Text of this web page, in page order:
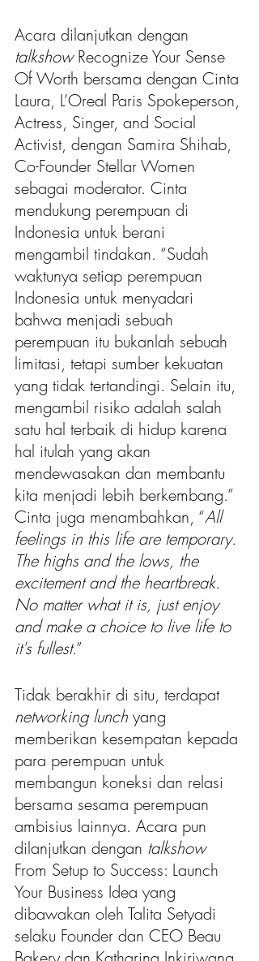
Acara dilanjutkan dengan
talkshow Recognize Your Sense
Of Worth bersama dengan Cinta
Laura, L’Oreal Paris Spokeperson,
Actress, Singer, and Social
Activist, dengan Samira Shihab,
Co-Founder Stellar Women
sebagai moderator. Cinta
mendukung perempuan di
Indonesia untuk berani
mengambil tindakan. “Sudah
waktunya setiap perempuan
Indonesia untuk menyadari
bahwa menjadi sebuah
perempuan itu bukanlah sebuah
limitasi, tetapi sumber kekuatan
yang tidak tertandingi. Selain itu,
mengambil risiko adalah salah
satu hal terbaik di hidup karena
hal itulah yang akan
mendewasakan dan membantu
kita menjadi lebih berkembang.”
Cinta juga menambahkan, “All
feelings in this life are temporary.
The highs and the lows, the
excitement and the heartbreak.
No matter what it is, just enjoy
and make a choice to live life to
it's fullest.”
Tidak berakhir di situ, terdapat
networking lunch yang
memberikan kesempatan kepada
para perempuan untuk
membangun koneksi dan relasi
bersama sesama perempuan
ambisius lainnya. Acara pun
dilanjutkan dengan talkshow
From Setup to Success: Launch
Your Business Idea yang
dibawakan oleh Talita Setyadi
selaku Founder dan CEO Beau